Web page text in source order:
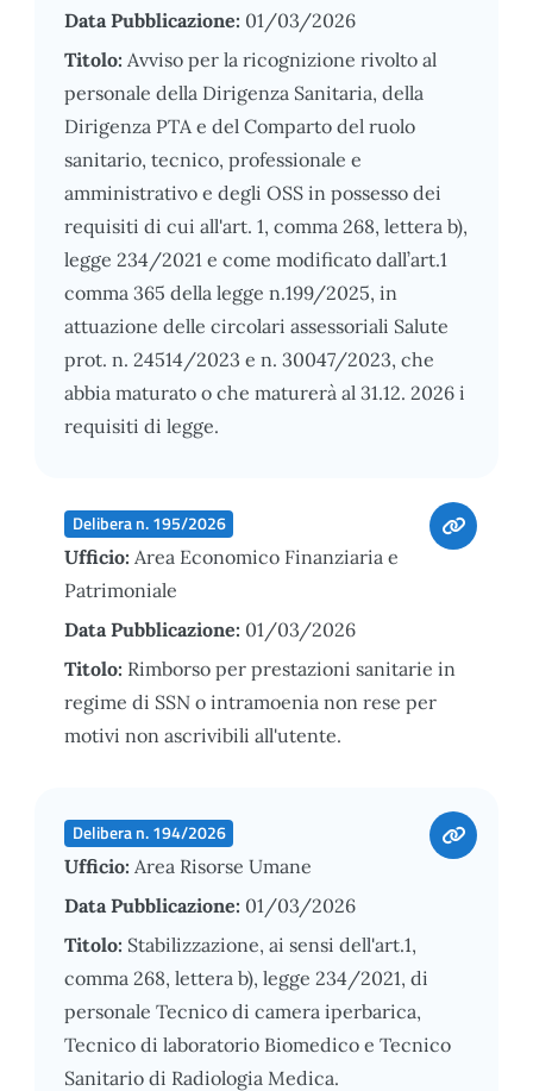
Data Pubblicazione: 01/03/2026
Titolo: Avviso per la ricognizione rivolto al
personale della Dirigenza Sanitaria, della
Dirigenza PTA e del Comparto del ruolo
sanitario, tecnico, professionale e
amministrativo e degli OSS in possesso dei
requisiti di cui all'art. 1, comma 268, lettera b),
legge 234/2021 e come modificato dall’art.1
comma 365 della legge n.199/2025, in
attuazione delle circolari assessoriali Salute
prot. n. 24514/2023 e n. 30047/2023, che
abbia maturato o che maturerà al 31.12. 2026 i
requisiti di legge.
Delibera n. 195/2026
Ufficio: Area Economico Finanziaria e
Patrimoniale
Data Pubblicazione: 01/03/2026
Titolo: Rimborso per prestazioni sanitarie in
regime di SSN o intramoenia non rese per
motivi non ascrivibili all'utente.
Delibera n. 194/2026
Ufficio: Area Risorse Umane
Data Pubblicazione: 01/03/2026
Titolo: Stabilizzazione, ai sensi dell'art.1,
comma 268, lettera b), legge 234/2021, di
personale Tecnico di camera iperbarica,
Tecnico di laboratorio Biomedico e Tecnico
Sanitario di Radiologia Medica.